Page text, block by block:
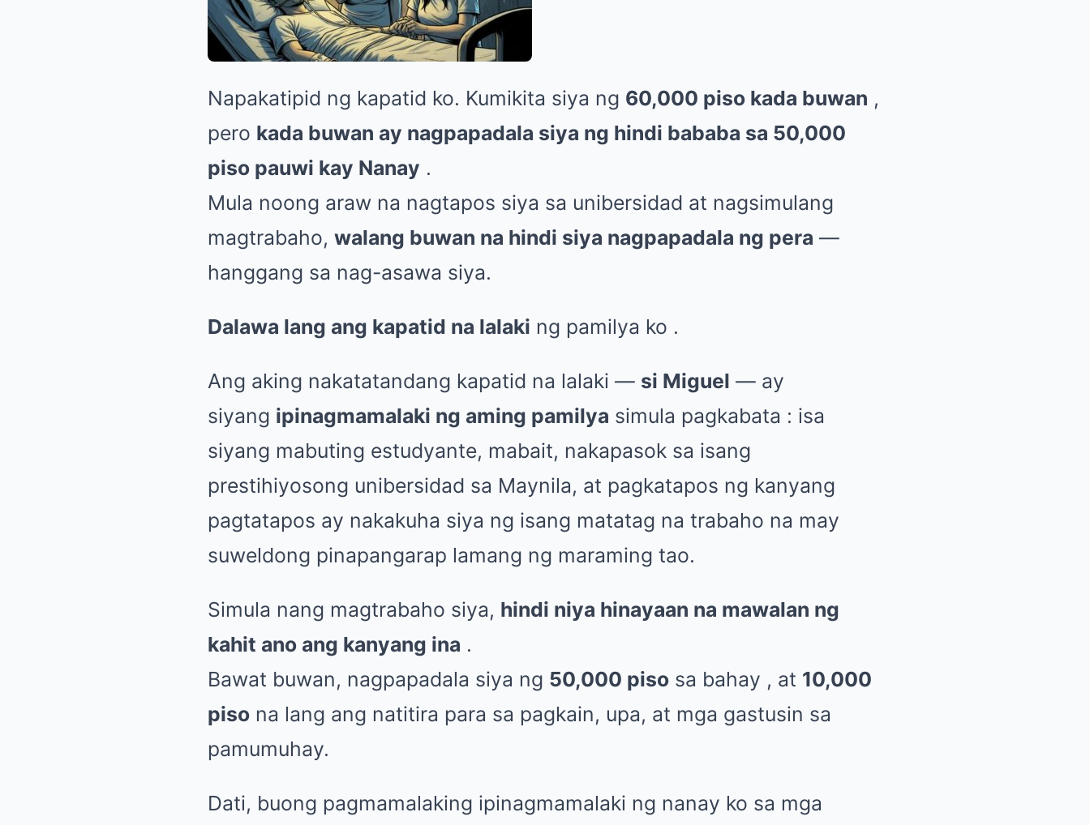
Napakatipid ng kapatid ko. Kumikita siya ng 60,000 piso kada buwan ,
pero kada buwan ay nagpapadala siya ng hindi bababa sa 50,000
piso pauwi kay Nanay .
Mula noong araw na nagtapos siya sa unibersidad at nagsimulang
magtrabaho, walang buwan na hindi siya nagpapadala ng pera —
hanggang sa nag-asawa siya.
Dalawa lang ang kapatid na lalaki ng pamilya ko .
Ang aking nakatatandang kapatid na lalaki — si Miguel — ay
siyang ipinagmamalaki ng aming pamilya simula pagkabata : isa
siyang mabuting estudyante, mabait, nakapasok sa isang
prestihiyosong unibersidad sa Maynila, at pagkatapos ng kanyang
pagtatapos ay nakakuha siya ng isang matatag na trabaho na may
suweldong pinapangarap lamang ng maraming tao.
Simula nang magtrabaho siya, hindi niya hinayaan na mawalan ng
kahit ano ang kanyang ina .
Bawat buwan, nagpapadala siya ng 50,000 piso sa bahay , at 10,000
piso na lang ang natitira para sa pagkain, upa, at mga gastusin sa
pamumuhay.
Dati, buong pagmamalaking ipinagmamalaki ng nanay ko sa mga